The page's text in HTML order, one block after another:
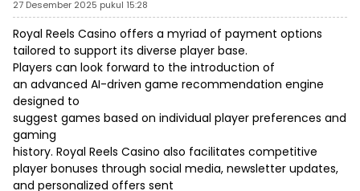
27 Desember 2025 pukul 15:28
Royal Reels Casino offers a myriad of payment options
tailored to support its diverse player base.
Players can look forward to the introduction of
an advanced AI-driven game recommendation engine
designed to
suggest games based on individual player preferences and
gaming
history. Royal Reels Casino also facilitates competitive
player bonuses through social media, newsletter updates,
and personalized offers sent